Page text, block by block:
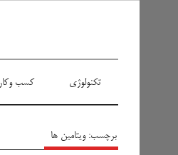
سیاه پوش
تکنولوژی کسب وکار
برچسب:ویتامین ها